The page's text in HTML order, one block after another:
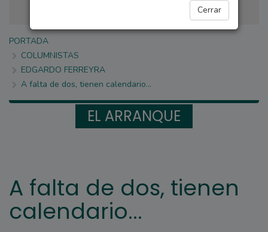
Cerrar
PORTADA
COLUMNISTAS
EDGARDO FERREYRA
A falta de dos, tienen calendario...
EL ARRANQUE
A falta de dos, tienen
calendario...